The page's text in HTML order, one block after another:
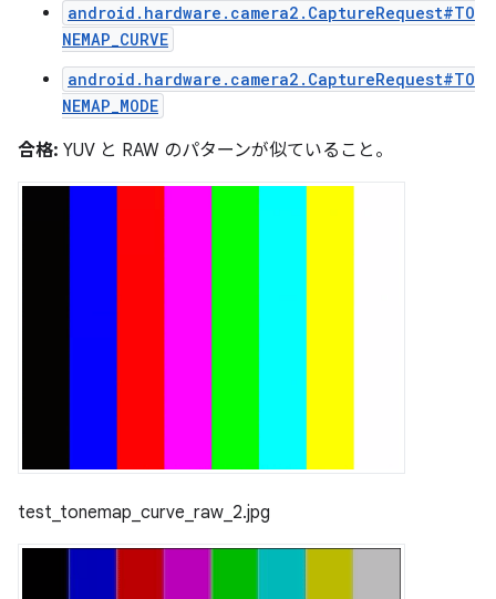
android.hardware.camera2.CaptureRequest#TO
NEMAP_CURVE
android.hardware.camera2.CaptureRequest#TO
NEMAP_MODE
合格: YUV と RAW のパターンが似ていること。
test_tonemap_curve_raw_2.jpg